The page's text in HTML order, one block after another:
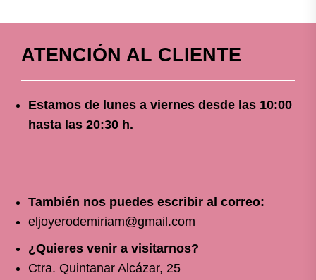
ATENCIÓN AL CLIENTE
Estamos de lunes a viernes desde las 10:00
hasta las 20:30 h.
También nos puedes escribir al correo:
eljoyerodemiriam@gmail.com
¿Quieres venir a visitarnos?
Ctra. Quintanar Alcázar, 25